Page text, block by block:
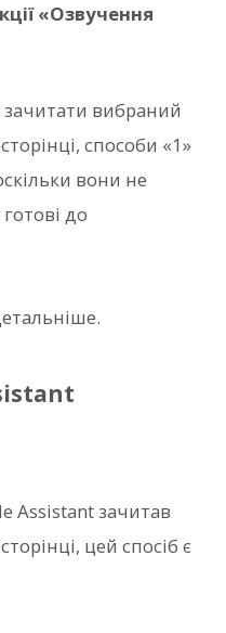
«Озвучення
вибраний
способи «1»
вони не
до
Assistant зачитав
цей спосіб є